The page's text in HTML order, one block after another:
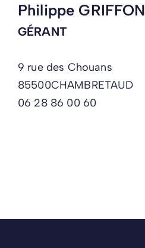
Philippe GRIFFON
GÉRANT
9 rue des Chouans
85500CHAMBRETAUD
06 28 86 00 60